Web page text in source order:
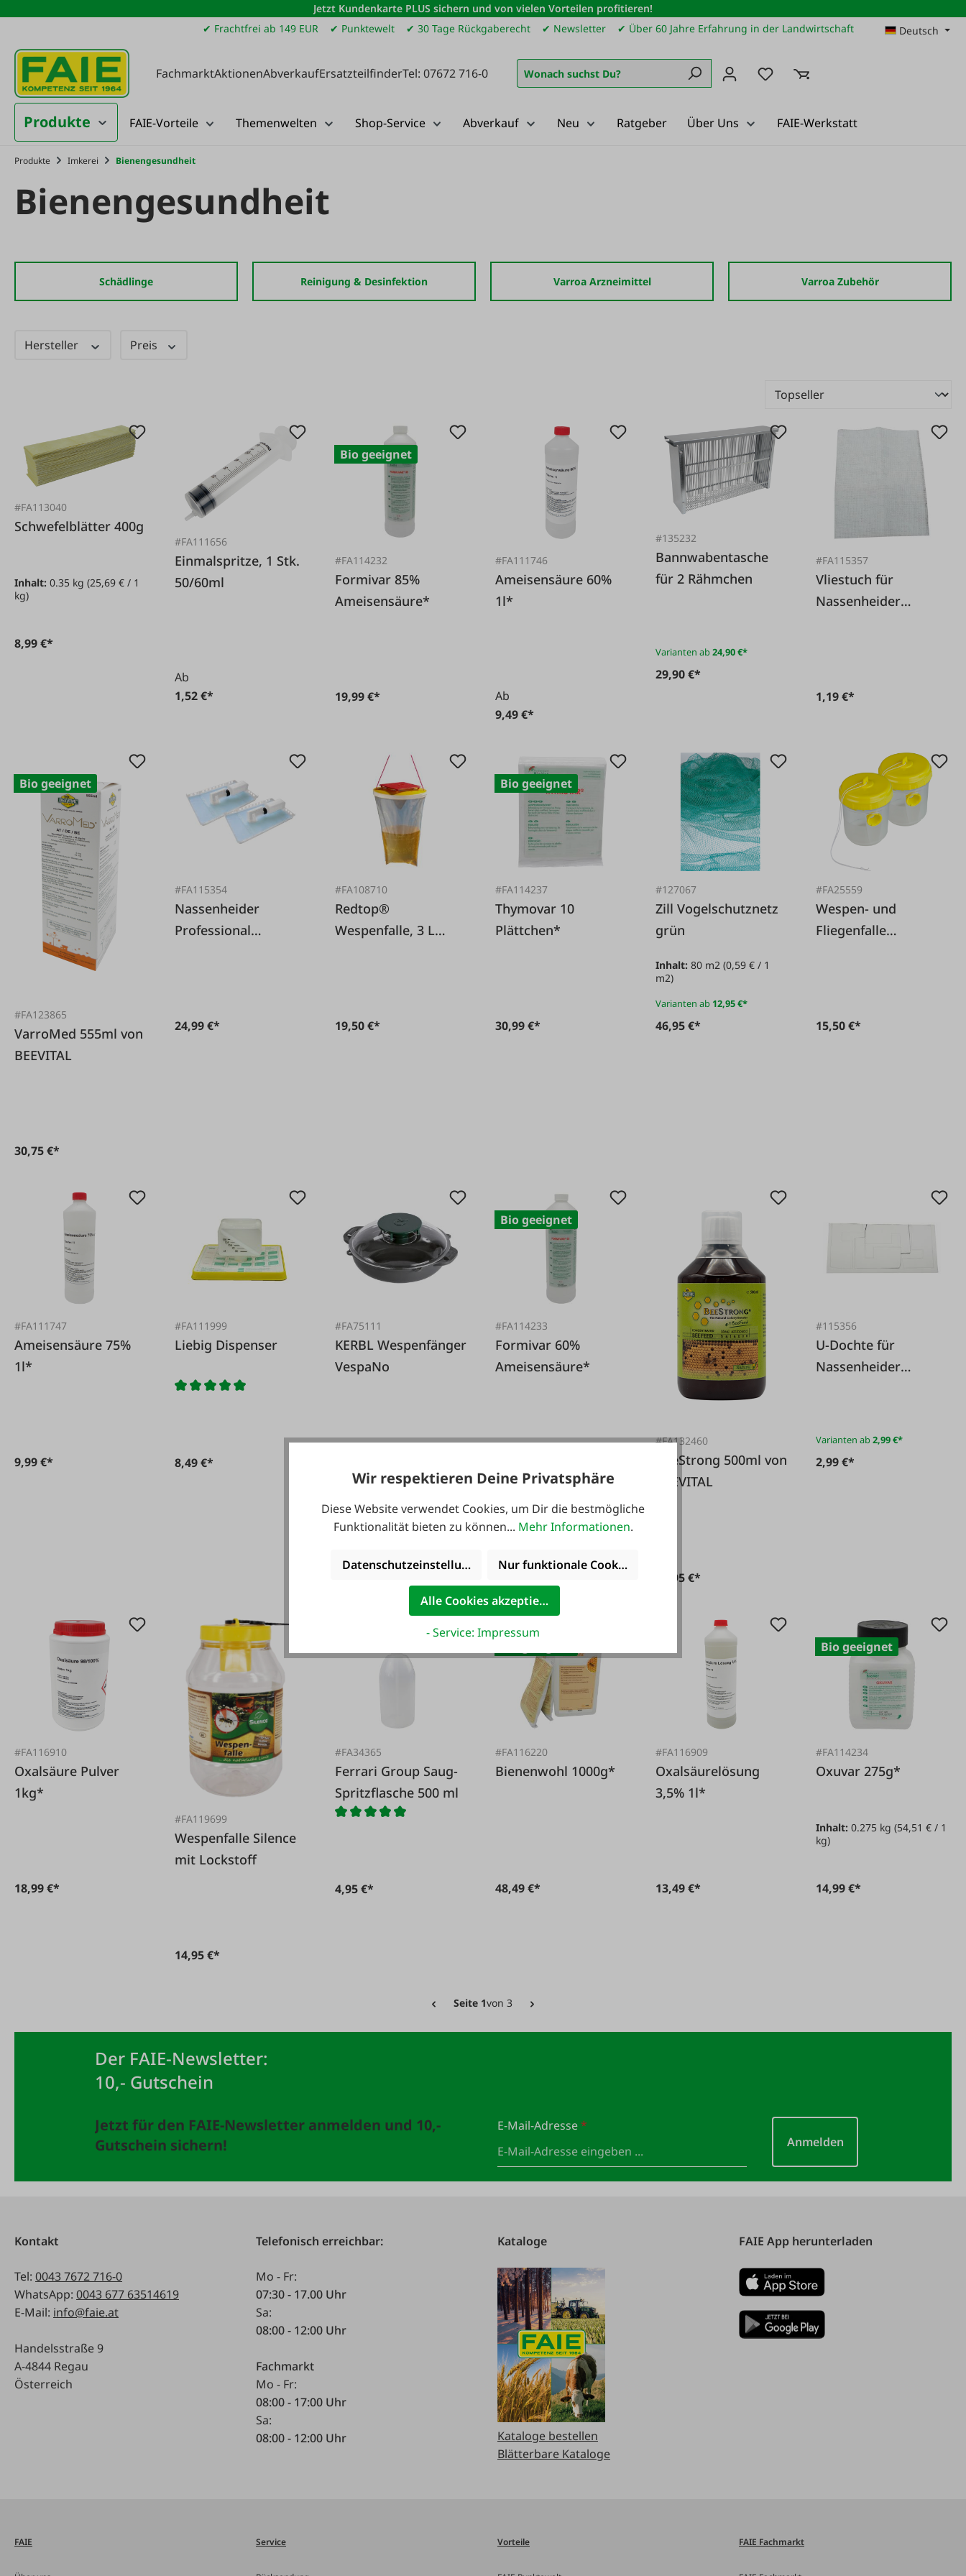
Hauptinhalt springen
Zur Suche springen
Zur Hauptnavigation springen
Jetzt Kundenkarte PLUS sichern und von vielen Vorteilen profitieren!
✔ Frachtfrei ab 149 EUR
✔ Punktewelt ✔ 30 Tage Rückgaberecht ✔ Newsletter ✔ Über 60 Jahre Erfahrung in der Landwirtschaft Deutsch
FachmarktAktionenAbverkaufErsatzteilfinderTel: 07672 716-0 Du hast 0 Produkte auf dem
Produkte FAIE-Vorteile Themenwelten Shop-Service Abverkauf Neu Ratgeber Über Uns FAIE-Werkstatt
Produkte Imkerei Bienengesundheit
Bienengesundheit
Schädlinge Reinigung & Desinfektion Varroa Arzneimittel Varroa Zubehör
Hersteller Preis
#FA113040
Schwefelblätter 400g
Inhalt: 0.35 kg (25,69 € / 1
kg)
8,99 €*
#FA111656
Einmalspritze, 1 Stk.
50/60ml
Ab
1,52 €*
Bio geeignet
#FA114232
Formivar 85%
Ameisensäure*
19,99 €*
#FA111746
Ameisensäure 60%
1l*
Ab
9,49 €*
#135232
Bannwabentasche
für 2 Rähmchen
Varianten ab24,90 €*
29,90 €*
#FA115357
Vliestuch für
Nassenheider
1,19 €*
Bio geeignet
#FA123865
VarroMed 555ml von
BEEVITAL
30,75 €*
#FA115354
Nassenheider
Professional
24,99 €*
#FA108710
Redtop®
Wespenfalle, 3 L
19,50 €*
Bio geeignet
#FA114237
Thymovar 10
Plättchen*
30,99 €*
#127067
Zill Vogelschutznetz
grün
Inhalt:80 m2(0,59 € / 1
m2)
Varianten ab 12,95 €*
46,95 €*
#FA25559
Wespen- und
Fliegenfalle
15,50 €*
#FA111747
Ameisensäure 75%
1l*
9,99 €*
#FA111999
Liebig Dispenser
8,49 €*
#FA75111
KERBL Wespenfänger
VespaNo
Bio geeignet
#FA114233
Formivar 60%
Ameisensäure*
#FA132460
BeeStrong 500ml von
BEEVITAL
43,95 €*
#115356
U-Dochte für
Nassenheider
Varianten ab2,99 €*
2,99 €*
#FA116910
Oxalsäure Pulver
1kg*
18,99 €*
#FA119699
Wespenfalle Silence
mit Lockstoff
14,95 €*
#FA34365
Ferrari Group Saug-
Spritzflasche 500 ml
4,95 €*
#FA116220
Bienenwohl 1000g*
48,49 €*
#FA116909
Oxalsäurelösung
3,5% 1l*
13,49 €*
Bio geeignet
#FA114234
Oxuvar 275g*
Inhalt:0.275 kg(54,51 € / 1
kg)
14,99 €*
Seite 1von 3
Der FAIE-Newsletter:
10,- Gutschein
Jetzt für den FAIE-Newsletter anmelden und 10,-
Gutschein sichern!
E-Mail-Adresse*
Anmelden
Kontakt
Tel: 0043 7672 716-0
WhatsApp: 0043 677 63514619
E-Mail: info@faie.at
Handelsstraße 9
A-4844 Regau
Österreich
Telefonisch erreichbar:
Mo - Fr:
07:30 - 17.00 Uhr
Sa:
08:00 - 12:00 Uhr
Fachmarkt
Mo - Fr:
08:00 - 17:00 Uhr
Sa:
08:00 - 12:00 Uhr
Kataloge
Kataloge bestellen
Blätterbare Kataloge
FAIE App herunterladen
FAIE Service Vorteile FAIE Fachmarkt
Wir respektieren Deine Privatsphäre
Diese Website verwendet Cookies, um Dir die bestmögliche
Funktionalität bieten zu können... Mehr Informationen.
Datenschutzeinstellungen Nur funktionale Cookies akzeptieren
Alle Cookies akzeptieren
- Service: Impressum